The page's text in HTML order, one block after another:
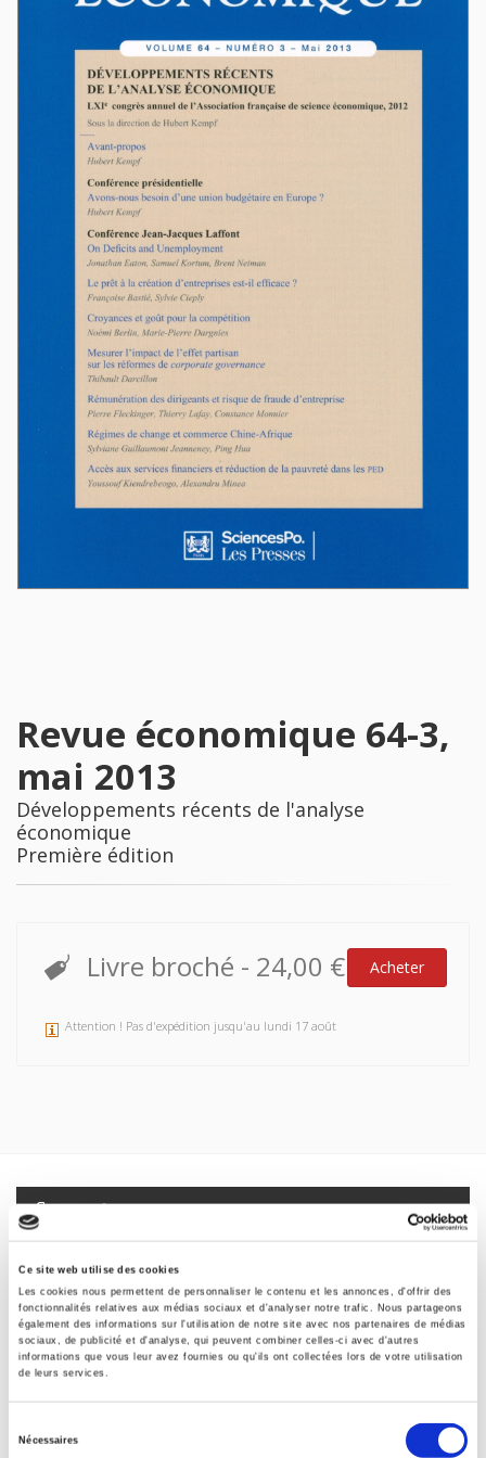
Ce site web utilise des cookies
Les cookies nous permettent de personnaliser le contenu et les annonces, d'offrir des
fonctionnalités relatives aux médias sociaux et d'analyser notre trafic. Nous partageons
également des informations sur l'utilisation de notre site avec nos partenaires de médias
sociaux, de publicité et d'analyse, qui peuvent combiner celles-ci avec d'autres
informations que vous leur avez fournies ou qu'ils ont collectées lors de votre utilisation
de leurs services.
Nécessaires
Revue économique 64-3,
mai 2013
Développements récents de l'analyse
économique
Première édition
Livre broché - 24,00 € Acheter
Attention ! Pas d'expédition jusqu'au lundi 17 août
Spécifications
Sommaire
Spécifications
Éditeur